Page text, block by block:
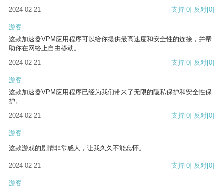
2024-02-21
支持[0] 反对[0]
游客
这款加速器VPM应用程序可以给你提供最高速度和安全性的连接，并帮
助你在网络上自由移动。
2024-02-21
支持[0] 反对[0]
游客
这款加速器VPM应用程序已经为我们带来了无限的隐私保护和安全性保
护。
2024-02-21
支持[0] 反对[0]
游客
这款游戏的剧情非常感人，让我久久不能忘怀。
2024-02-21 支持[0] 反对[0]
游客